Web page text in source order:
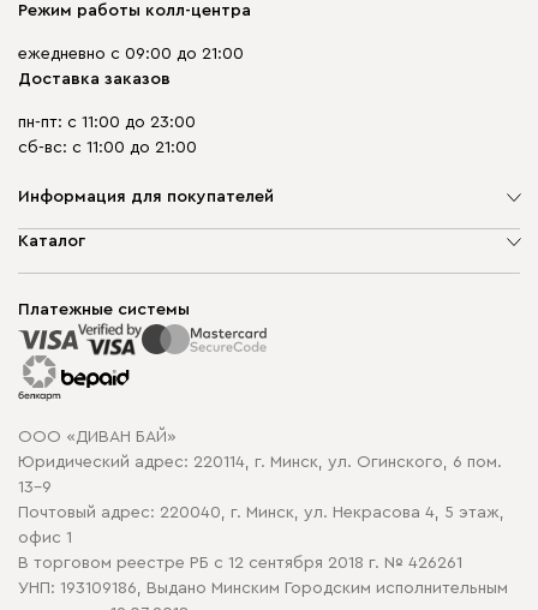
Режим работы колл-центра
ежедневно с 09:00 до 21:00
Доставка заказов
пн-пт: с 11:00 до 23:00
сб-вс: с 11:00 до 21:00
Информация для покупателей
О компании
Способы оплаты
Рассрочка и кредит
Гарантия
Карта сайта
Политика конфиденциальности
Политика в отношении обработки cookie
Каталог
Корпусная мебель
Распродажа мебели
Платежные системы
ООО «ДИВАН БАЙ»
Юридический адрес: 220114, г. Минск, ул. Огинского, 6 пом.
13-9
Почтовый адрес: 220040, г. Минск, ул. Некрасова 4, 5 этаж,
офис 1
В торговом реестре РБ с 12 сентября 2018 г. № 426261
УНП: 193109186, Выдано Минским Городским исполнительным